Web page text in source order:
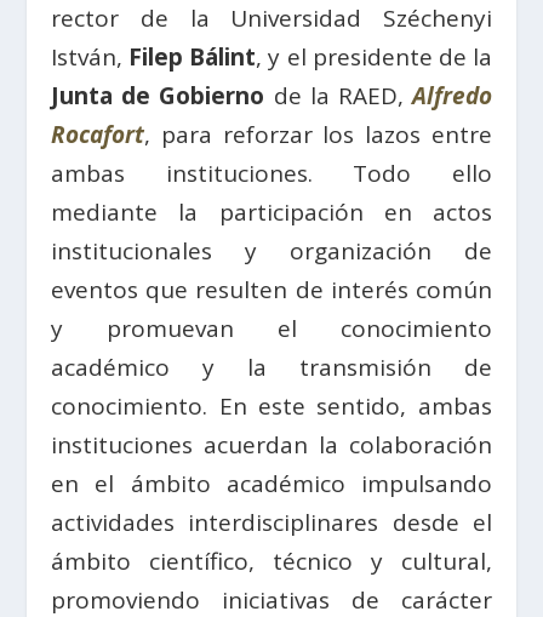
rector de la Universidad Széchenyi
István, Filep Bálint, y el presidente de la
Junta de Gobierno de la RAED,Alfredo
Rocafort, para reforzar los lazos entre
ambas instituciones. Todo ello
mediante la participación en actos
institucionales y organización de
eventos que resulten de interés común
y promuevan el conocimiento
académico y la transmisión de
conocimiento. En este sentido, ambas
instituciones acuerdan la colaboración
en el ámbito académico impulsando
actividades interdisciplinares desde el
ámbito científico, técnico y cultural,
promoviendo iniciativas de carácter